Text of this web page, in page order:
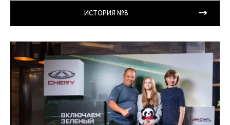
ИСТОРИЯ №8